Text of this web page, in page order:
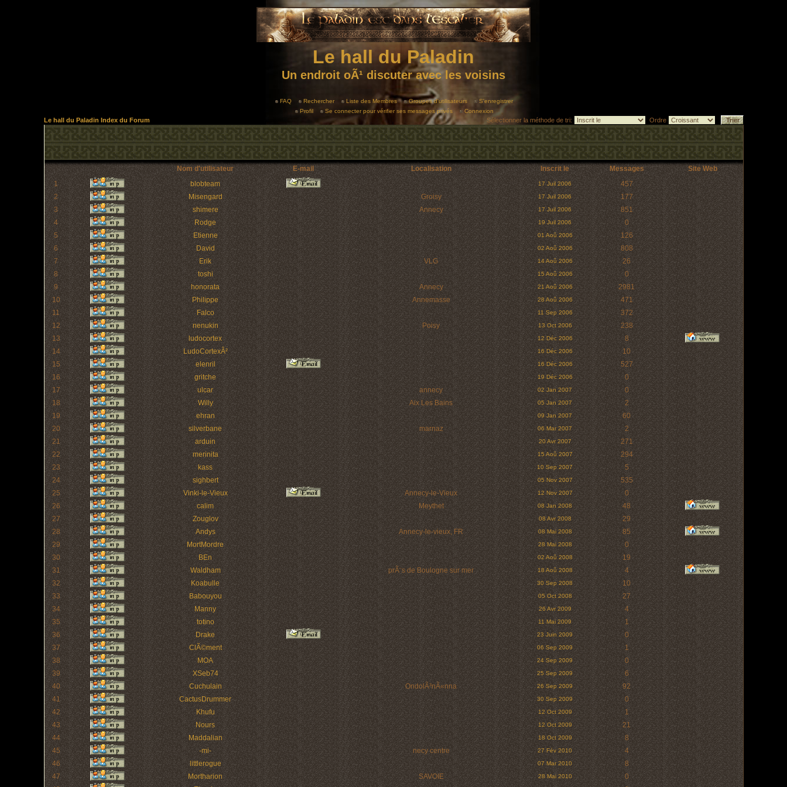
Le hall du Paladin
Un endroit oÃ¹ discuter avec les voisins
FAQ Rechercher Liste des Membres Groupes d'utilisateurs
S'enregistrer
Profil
Se connecter pour vérifier ses messages privés Connexion
Le hall du Paladin Index du Forum Sélectionner la méthode de tri: Ordre
Nom d'utilisateur E-mail Localisation Inscrit le Messages
Site Web
1
blobteam 17 Juil 2006
457
2
Misengard Groisy 17 Juil 2006
177
3
shimere Annecy 17 Juil 2006
851
4
Rodge 19 Juil 2006
0
5
Etienne 01 Aoû 2006
126
6
David 02 Aoû 2006
808
7
Erik VLG 14 Aoû 2006
26
8
toshi 15 Aoû 2006
0
9
honorata Annecy 21 Aoû 2006
2981
10
Philippe Annemasse 28 Aoû 2006
471
11
Falco 11 Sep 2006
372
12
nenukin Poisy 13 Oct 2006
238
13
ludocortex 12 Déc 2006
8
14
LudoCortexÂ² 16 Déc 2006
10
15
elenril 16 Déc 2006
527
16
gritche 19 Déc 2006
0
17
ulcar annecy 02 Jan 2007
0
18
Willy Aix Les Bains 05 Jan 2007
2
19
ehran 09 Jan 2007
60
20
silverbane marnaz 06 Mar 2007
2
21
arduin 20 Avr 2007
271
22
merinita 15 Aoû 2007
294
23
kass 10 Sep 2007
5
24
sighbert 05 Nov 2007
535
25
Vinki-le-Vieux Annecy-le-Vieux 12 Nov 2007
0
26
calim Meythet 08 Jan 2008
48
27
Zouglov 08 Avr 2008
29
28
Andys Annecy-le-vieux, FR 08 Mai 2008
85
29
MortMordre 28 Mai 2008
0
30
BEn 02 Aoû 2008
19
31
Waldham prÃ¨s de Boulogne sur mer 18 Aoû 2008
4
32
Koabulle 30 Sep 2008
10
33
Babouyou 05 Oct 2008
27
34
Manny 26 Avr 2009
4
35
totino 11 Mai 2009
1
36
Drake 23 Juin 2009
0
37
ClÃ©ment 06 Sep 2009
1
38
MOA 24 Sep 2009
0
39
XSeb74 25 Sep 2009
6
40
Cuchulain OndolÃ³nÃ«nna 26 Sep 2009
92
41
CactusDrummer 30 Sep 2009
0
42
Khufu 12 Oct 2009
1
43
Nours 12 Oct 2009
21
44
Maddalian 18 Oct 2009
8
45
-mi- necy centre 27 Fév 2010
4
46
littlerogue 07 Mar 2010
8
47
Mortharion SAVOIE 28 Mai 2010
0